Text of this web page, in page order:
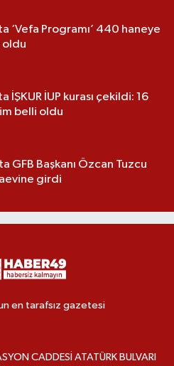
‘Vefa Programı’ 440 haneye
oldu
İŞKUR İUP kurası çekildi: 16
belli oldu
GFB Başkanı Özcan Tuzcu
girdi
en tarafsız gazetesi
CADDESİ ATATÜRK BULVARI